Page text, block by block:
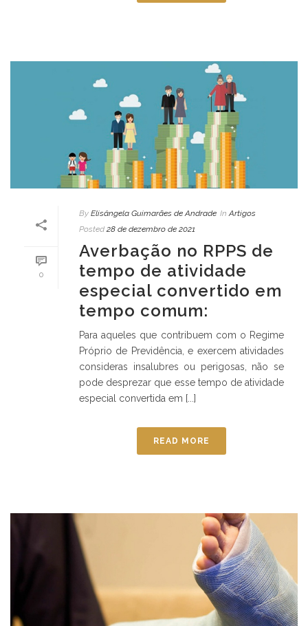
0
By Elisângela Guimarães de Andrade In Artigos
Posted 28 de dezembro de 2021
Averbação no RPPS de
tempo de atividade
especial convertido em
tempo comum:
Para aqueles que contribuem com o Regime
Próprio de Previdência, e exercem atividades
consideras insalubres ou perigosas, não se
pode desprezar que esse tempo de atividade
especial convertida em [...]
READ MORE